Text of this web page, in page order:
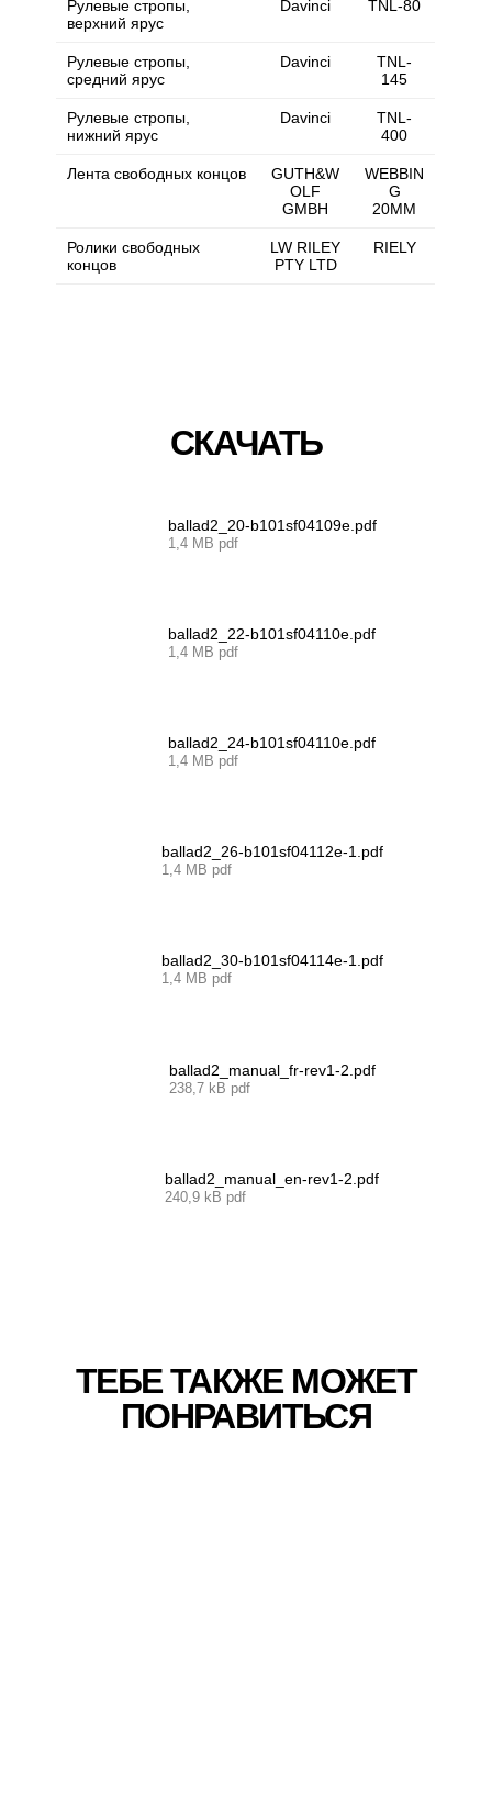
Рулевые стропы,
верхний ярус
Davinci TNL-80
Рулевые стропы,
средний ярус
Davinci
TNL-
145
Рулевые стропы,
нижний ярус
Davinci
TNL-
400
Лента свободных концов
GUTH&W
OLF
GMBH
WEBBIN
G
20MM
Ролики свободных
концов
LW RILEY
PTY LTD
RIELY
СКАЧАТЬ
ballad2_20-b101sf04109e.pdf
1,4 MB pdf
ballad2_22-b101sf04110e.pdf
1,4 MB pdf
ballad2_24-b101sf04110e.pdf
1,4 MB pdf
ballad2_26-b101sf04112e-1.pdf
1,4 MB pdf
ballad2_30-b101sf04114e-1.pdf
1,4 MB pdf
ballad2_manual_fr-rev1-2.pdf
238,7 kB pdf
ballad2_manual_en-rev1-2.pdf
240,9 kB pdf
ТЕБЕ ТАКЖЕ МОЖЕТ
ПОНРАВИТЬСЯ